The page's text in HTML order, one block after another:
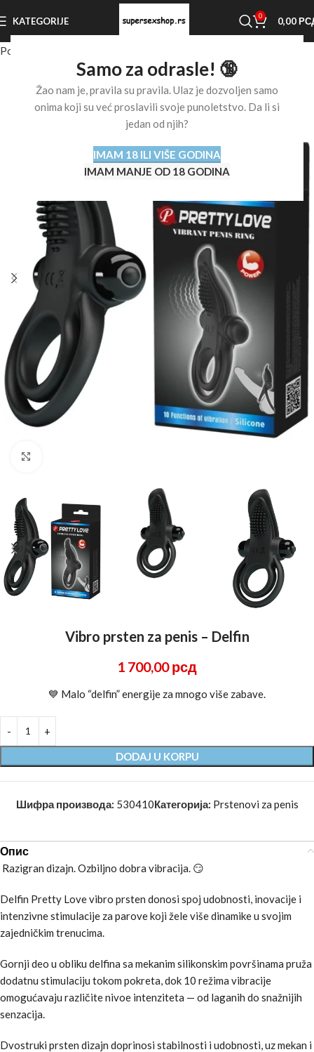
Samo za odrasle! 🔞
Žao nam je, pravila su pravila. Ulaz je dozvoljen samo
onima koji su već proslavili svoje punoletstvo. Da li si
jedan od njih?
IMAM 18 ILI VIŠE GODINA
IMAM MANJE OD 18 GODINA
KATEGORIJE 0 0,00
Početna stranica
Vibro prsten za penis – Delfin
1 700,00рсд
💙 Malo “delfin” energije za mnogo više zabave.
DODAJ U KORPU
Шифра производа: 530410Категорија: Prstenovi za penis
Опис
Razigran dizajn. Ozbiljno dobra vibracija. 😏
Delfin Pretty Love vibro prsten donosi spoj udobnosti, inovacije i
intenzivne stimulacije za parove koji žele više dinamike u svojim
zajedničkim trenucima.
Gornji deo u obliku delfina sa mekanim silikonskim površinama pruža
dodatnu stimulaciju tokom pokreta, dok 10 režima vibracije
omogućavaju različite nivoe intenziteta — od laganih do snažnijih
senzacija.
Dvostruki prsten dizajn doprinosi stabilnosti i udobnosti, uz mekan i